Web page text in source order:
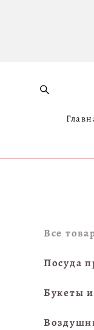
Все
Посуда
Букеты